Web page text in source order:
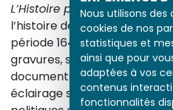
Nous utilisons des
cookies de nos
statistiques et
ainsi que pour
adaptées à vos
contenus
fonctionnalités
L’Histoire par l’image
l’histoire de France et les
période 1643-1945. À travers
gravures, sculptures,
documents d’archives, nos
éclairage sur les réalités